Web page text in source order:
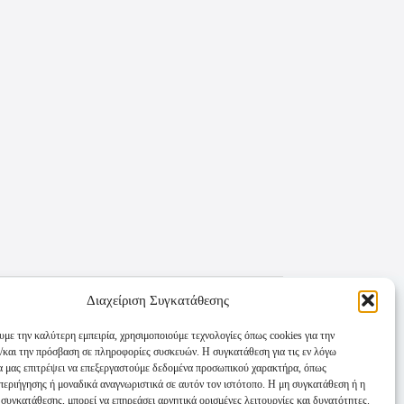
Διαχείριση Συγκατάθεσης
την καλύτερη εμπειρία, χρησιμοποιούμε τεχνολογίες όπως cookies για την
την πρόσβαση σε πληροφορίες συσκευών. Η συγκατάθεση για τις εν λόγω
μας επιτρέψει να επεξεργαστούμε δεδομένα προσωπικού χαρακτήρα, όπως
ή μοναδικά αναγνωριστικά σε αυτόν τον ιστότοπο. Η μη συγκατάθεση ή η
μπορεί να επηρεάσει αρνητικά ορισμένες λειτουργίες και δυνατότητες.